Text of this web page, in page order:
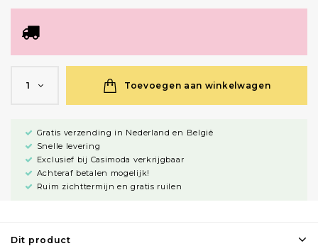
1 Toevoegen aan winkelwagen
Gratis verzending in Nederland en België
Snelle levering
Exclusief bij Casimoda verkrijgbaar
Achteraf betalen mogelijk!
Ruim zichttermijn en gratis ruilen
Dit product